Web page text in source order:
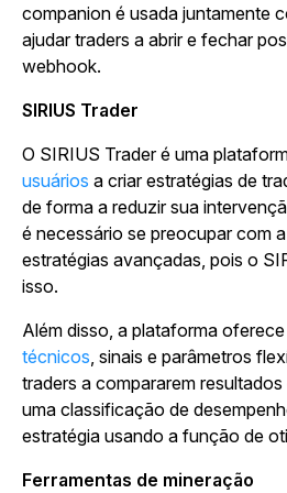
companion é usada juntamente
ajudar traders a abrir e fechar
webhook.
SIRIUS Trader
O SIRIUS Trader é uma
usuários a criar estratégias de
de forma a reduzir sua
é necessário se preocupar com
estratégias avançadas, pois o
isso.
Além disso, a plataforma
técnicos, sinais e parâmetros
traders a compararem resultados
uma classificação de
estratégia usando a função de
Ferramentas de mineração